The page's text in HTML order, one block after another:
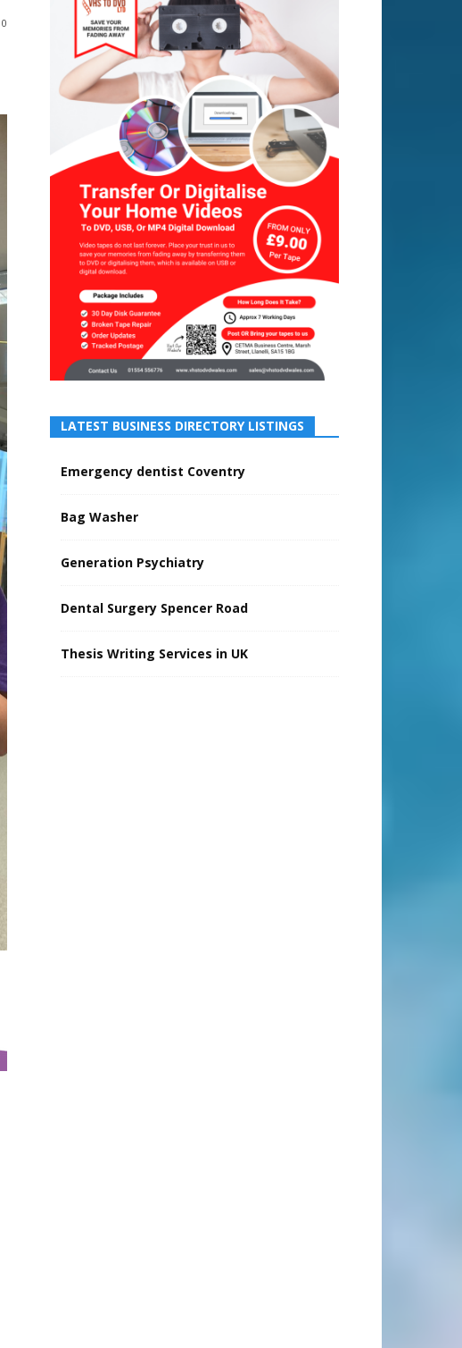
0
LATEST BUSINESS DIRECTORY LISTINGS
Emergency dentist Coventry
Bag Washer
Generation Psychiatry
Dental Surgery Spencer Road
Thesis Writing Services in UK